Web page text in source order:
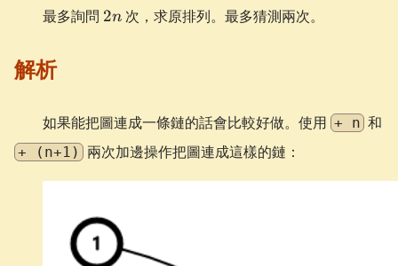
最多詢問 2n
2n 次，求原排列。最多猜測兩次。
解析
如果能把圖連成一條鏈的話會比較好做。使用 + n 和
+ (n+1) 兩次加邊操作把圖連成這樣的鏈：